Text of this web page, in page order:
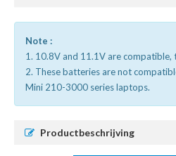
Note :
1. 10.8V and 11.1V are compatible,
2. These batteries are not
Mini 210-3000 series laptops.
Productbeschrijving